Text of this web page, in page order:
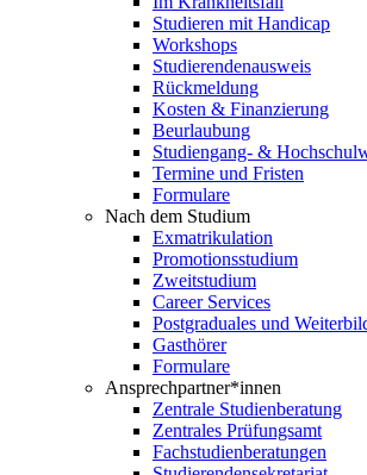
Studieren mit Handicap
Workshops
Studierendenausweis
Rückmeldung
Kosten & Finanzierung
Beurlaubung
Studiengang- &
Termine und Fristen
Formulare
Nach dem Studium
Exmatrikulation
Promotionsstudium
Zweitstudium
Career Services
Postgraduales und
Gasthörer
Formulare
Ansprechpartner*innen
Zentrale Studienberatung
Zentrales Prüfungsamt
Fachstudienberatungen